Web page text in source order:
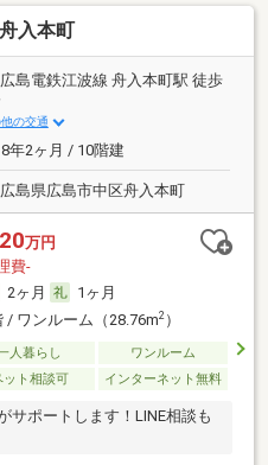
入本町
広島電鉄江波線 舟入本町駅 徒歩
の交通
年2ヶ月 / 10階建
広島県広島市中区舟入本町
万円
費-
2ヶ月
1ヶ月
/ ワンルーム（28.76m2）
人暮らし
ワンルーム
ット相談可 インターネット無料
サポートします！LINE相談も